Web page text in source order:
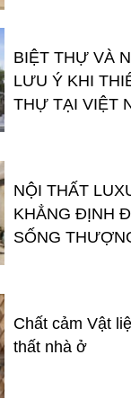
BIỆT THỰ VÀ
LƯU Ý KHI
THỰ TẠI VIỆT
NỘI THẤT
KHẲNG ĐỊNH
SỐNG
Chất cảm Vật
thất nhà ở